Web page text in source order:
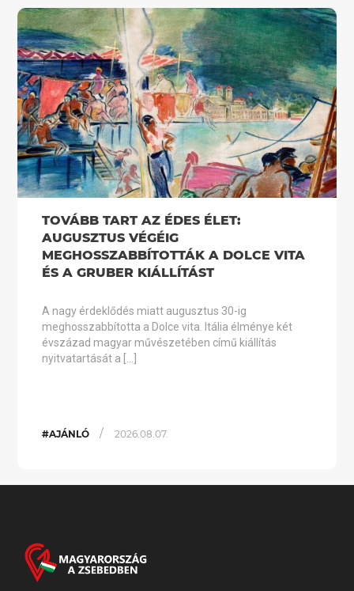
TOVÁBB TART AZ ÉDES ÉLET:
AUGUSZTUS VÉGÉIG
MEGHOSSZABBÍTOTTÁK A DOLCE VITA
ÉS A GRUBER KIÁLLÍTÁST
A nagy érdeklődés miatt augusztus 30-ig
meghosszabbította a Dolce vita. Itália élménye két
évszázad magyar művészetében című kiállítás
nyitvatartását a […]
#AJÁNLÓ / 2026.08.07.